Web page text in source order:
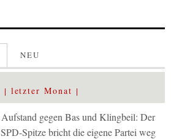
NEU
letzter Monat
Aufstand gegen Bas und Klingbeil: Der
SPD-Spitze bricht die eigene Partei weg